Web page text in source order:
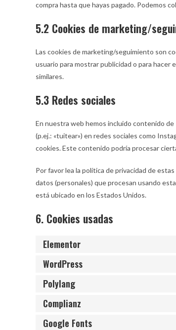
compra hasta que hayas pagado. Podemos
5.2 Cookies de marketing/
Las cookies de marketing/seguimiento son
usuario para mostrar publicidad o para
similares.
5.3 Redes sociales
En nuestra web hemos incluido contenido de
(p.ej.: «tuitear») en redes sociales como
cookies. Este contenido podría procesar
Por favor lea la política de privacidad de
datos (personales) que procesan usando
está ubicado en los Estados Unidos.
6. Cookies usadas
Elementor
WordPress
Polylang
Complianz
Google Fonts